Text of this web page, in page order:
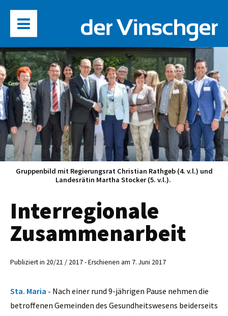
Gruppenbild mit Regierungsrat Christian Rathgeb (4. v.l.) und
Landesrätin Martha Stocker (5. v.l.).
Interregionale
Zusammenarbeit
Publiziert in 20/21 / 2017 - Erschienen am 7. Juni 2017
Sta. Maria - Nach einer rund 9-jährigen Pause nehmen die
betroffenen Gemeinden des Gesundheitswesens beiderseits